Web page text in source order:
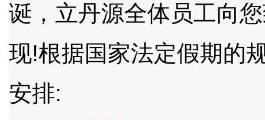
诞，立丹源全体员工向
现!根据国家法定假期的
安排: